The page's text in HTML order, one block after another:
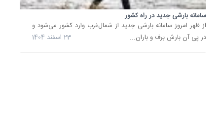
سامانه بارشی جدید در راه کشور
از ظهر امروز سامانه بارشی جدید از شمال‌غرب وارد کشور می‌شود و
در پی آن بارش برف و باران...
23 اسفند 1404